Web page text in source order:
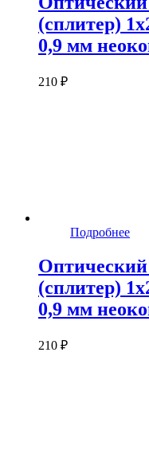
(сплитер)
0,9 мм
210 ₽
Подробнее
Оптический
(сплитер)
0,9 мм
210 ₽